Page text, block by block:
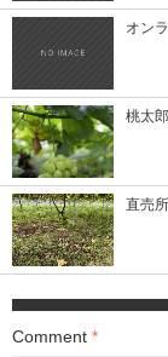
オン
桃太
直売
Comment *